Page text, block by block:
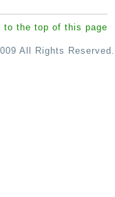
to the top of this page
All Rights Reserved.